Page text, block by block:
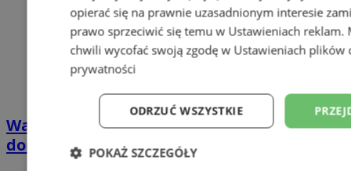
Wakacyjny wypoczynek nad Bałtykiem w
domkach Szmaragdowe Morze
opierać się na prawnie uzasadnionym interesie
prawo sprzeciwić się temu w Ustawieniach reklam.
chwili wycofać swoją zgodę w Ustawieniach plików
prywatności
ODRZUĆ WSZYSTKIE
POKAŻ SZCZEGÓŁY